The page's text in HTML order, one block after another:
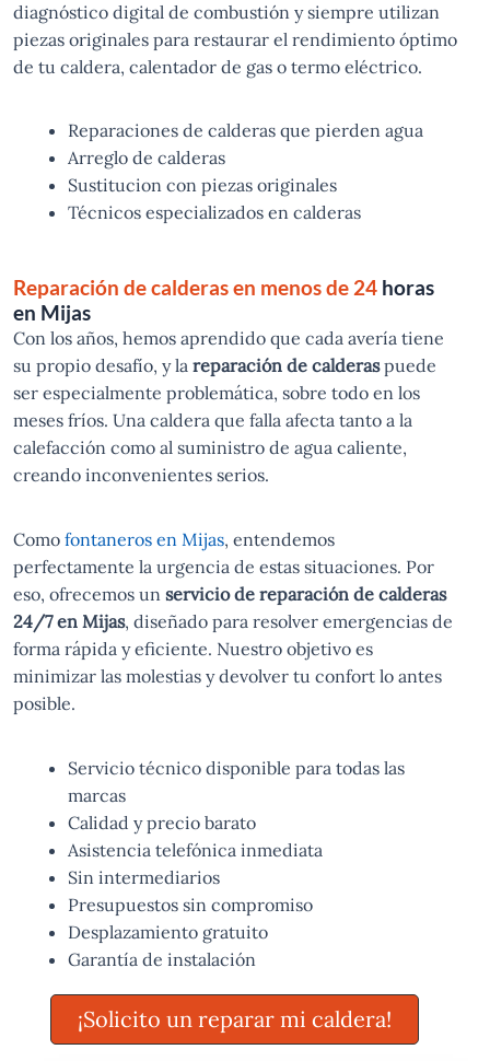
diagnóstico digital de combustión y siempre utilizan
piezas originales para restaurar el rendimiento óptimo
de tu caldera, calentador de gas o termo eléctrico.
Reparaciones de calderas que pierden agua
Arreglo de calderas
Sustitucion con piezas originales
Técnicos especializados en calderas
Reparación de calderas en menos de 24 horas
en Mijas
Con los años, hemos aprendido que cada avería tiene
su propio desafío, y la reparación de calderaspuede
ser especialmente problemática, sobre todo en los
meses fríos. Una caldera que falla afecta tanto a la
calefacción como al suministro de agua caliente,
creando inconvenientes serios.
Como fontaneros en Mijas, entendemos
perfectamente la urgencia de estas situaciones. Por
eso, ofrecemos un servicio de reparación de calderas
24/7 en Mijas, diseñado para resolver emergencias de
forma rápida y eficiente. Nuestro objetivo es
minimizar las molestias y devolver tu confort lo antes
posible.
Servicio técnico disponible para todas las
marcas
Calidad y precio barato
Asistencia telefónica inmediata
Sin intermediarios
Presupuestos sin compromiso
Desplazamiento gratuito
Garantía de instalación
¡Solicito un reparar mi caldera!